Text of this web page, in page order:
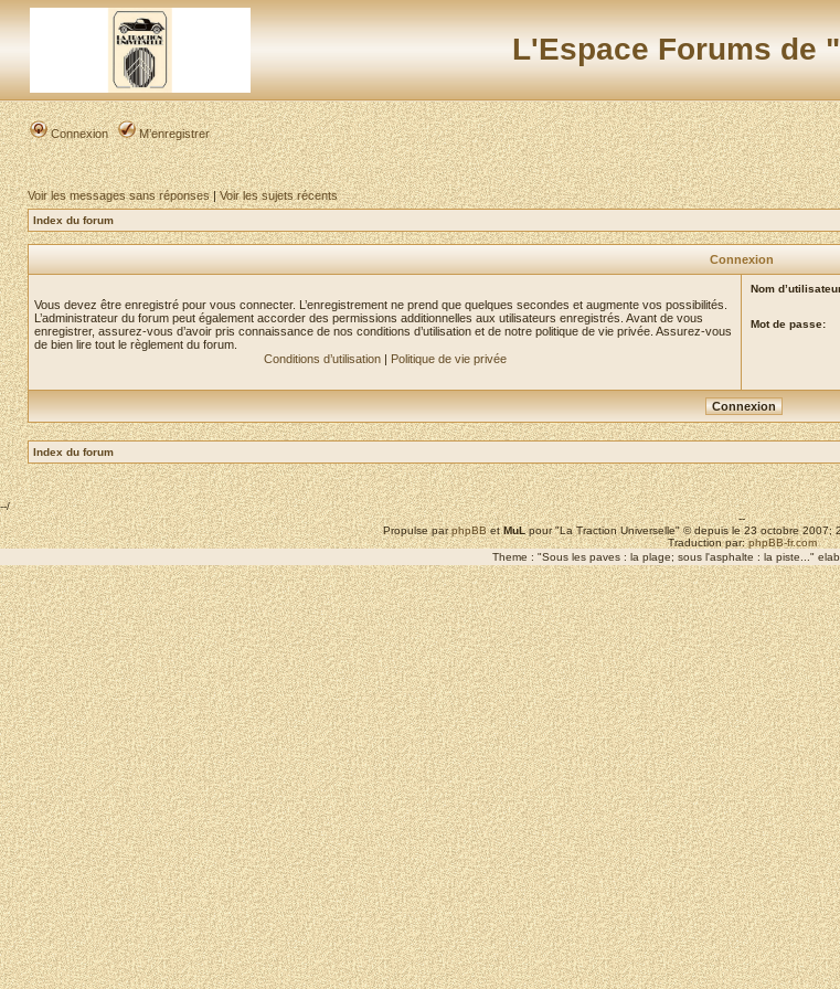
L'Espace Forums de
Connexion M’enregistrer
Voir les messages sans réponses|Voir les sujets récents
Index du forum
Connexion
Vous devez être enregistré pour vous connecter. L’enregistrement ne prend que quelques secondes et augmente vos possibilités.
L’administrateur du forum peut également accorder des permissions additionnelles aux utilisateurs enregistrés. Avant de vous
enregistrer, assurez-vous d’avoir pris connaissance de nos conditions d’utilisation et de notre politique de vie privée. Assurez-vous
de bien lire tout le règlement du forum.
Conditions d’utilisation| Politique de vie privée
Nom
Mot de passe:
Index du forum
--/
--
Propulse parphpBBetMuLpour "La Traction Universelle" © depuis le 23 octobre
Traduction par:phpBB-fr.com
Theme : "Sous les paves : la plage; sous l'asphalte : la piste..."